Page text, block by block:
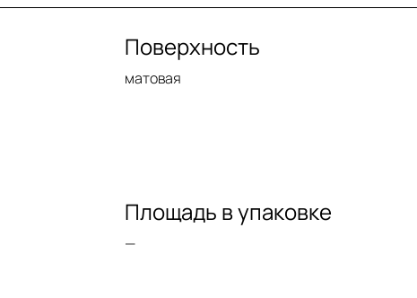
Поверхность
матовая
Площадь в упаковке
—